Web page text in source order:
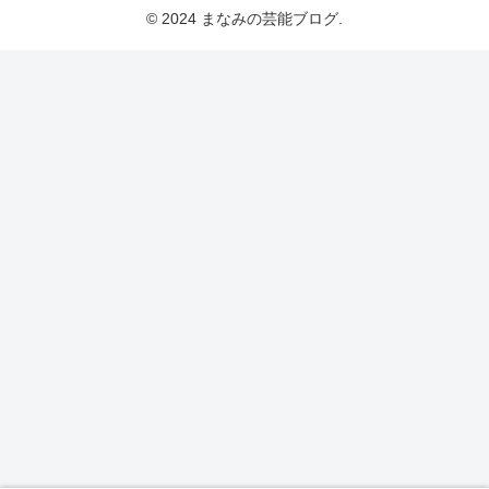
© 2024 まなみの芸能ブログ.